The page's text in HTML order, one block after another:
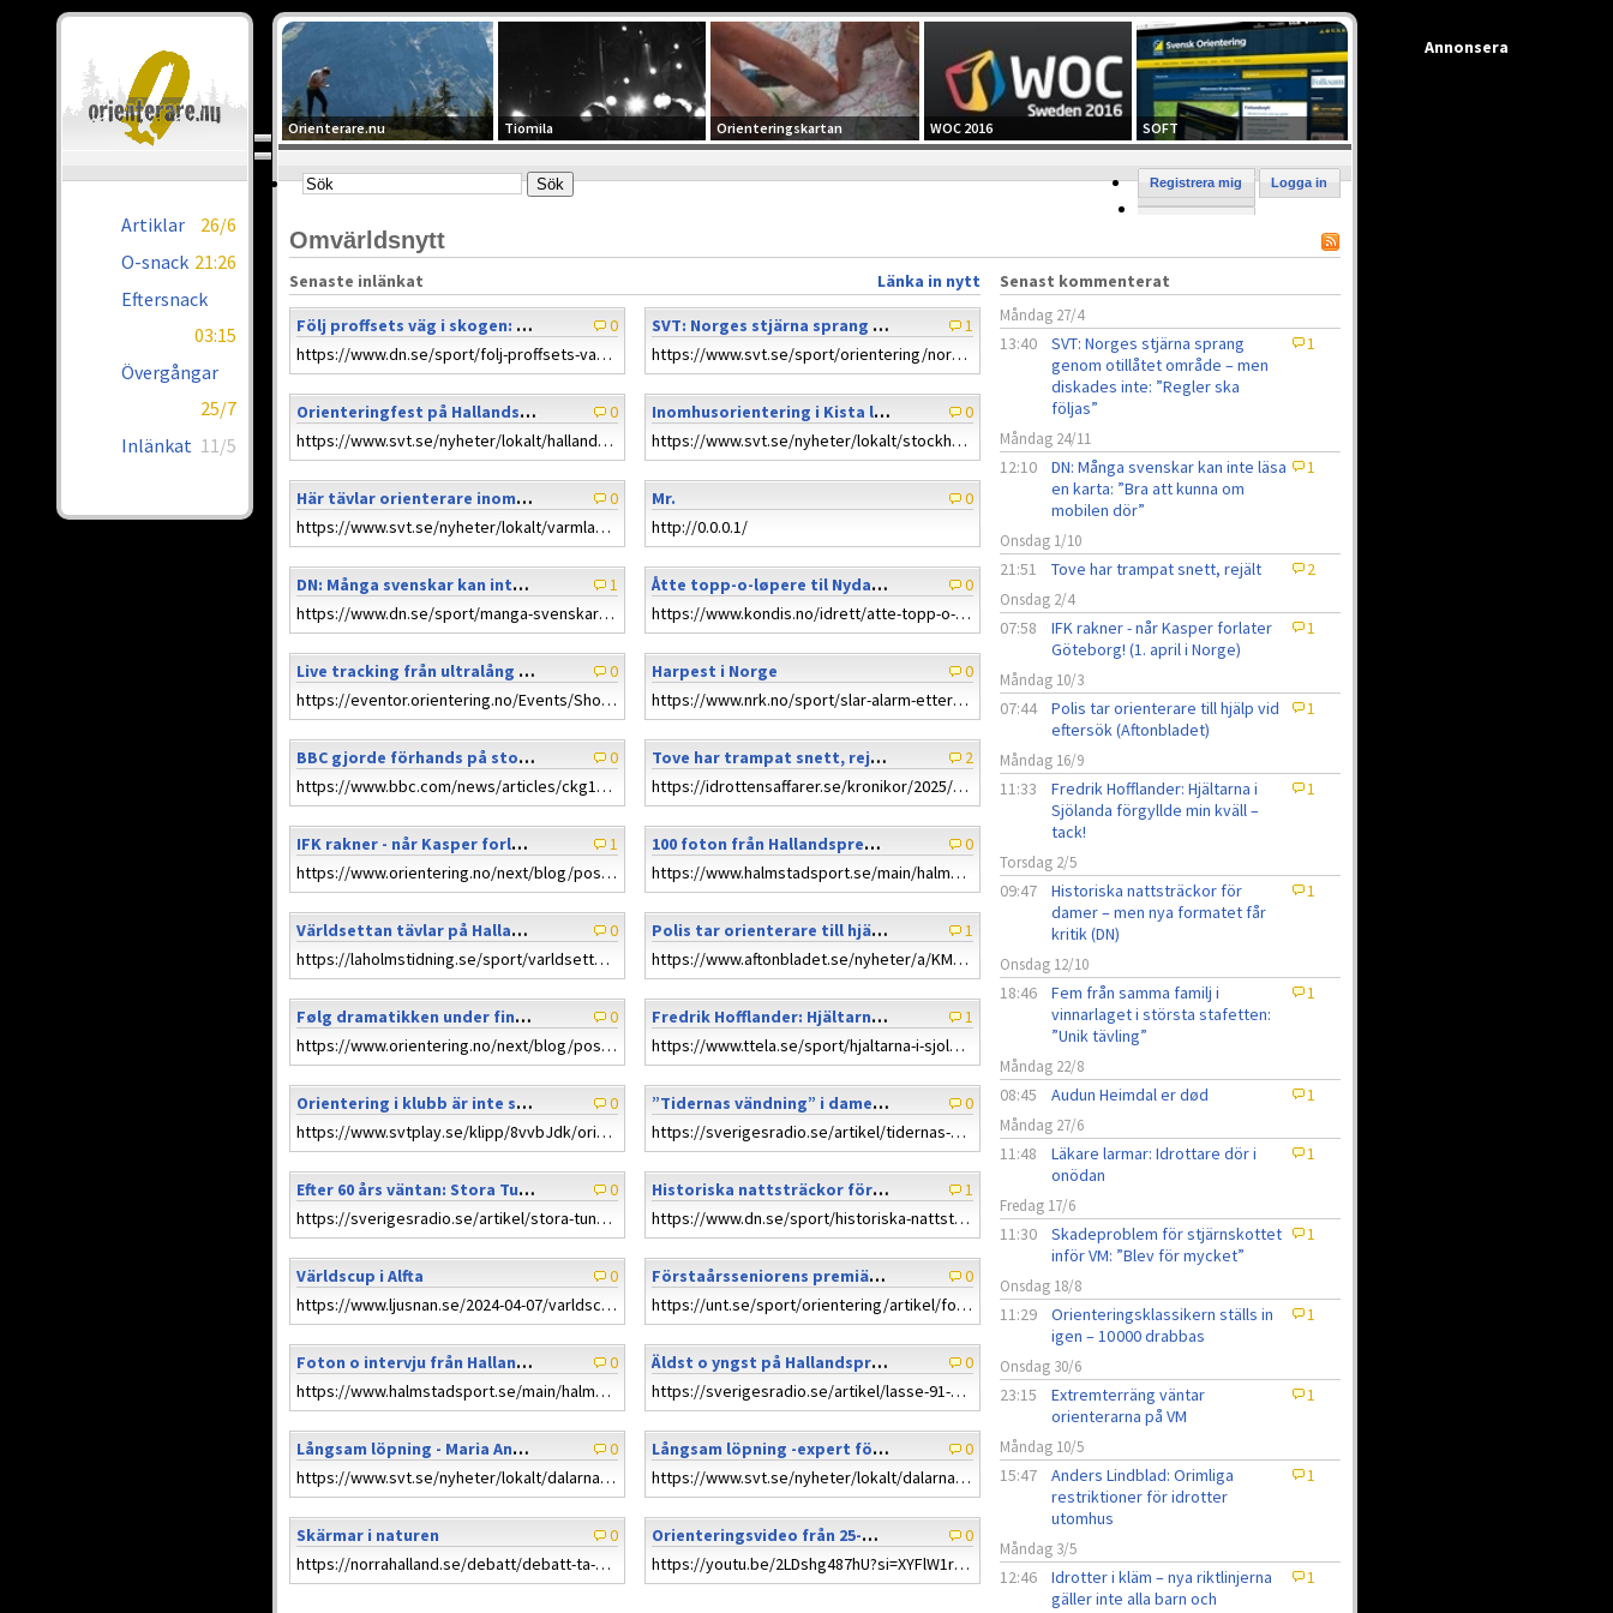
Artiklar
26/6
O-snack 21:26
Eftersnack
03:15
Övergångar
25/7
Inlänkat 11/5
Orienterare.nu Tiomila Orienteringskartan WOC 2016 SOFT
Logga in
Registrera mig
Omvärldsnytt
Senaste inlänkat Länka in nytt
Följ proffsets väg i skogen: ”Man får inte vara rädd för rivsår”
0
https://www.dn.se/sport/folj-proffsets-vag-i-skogen-man-far-inte-vara-radd-for-rivsar/
SVT: Norges stjärna sprang genom otillåtet område – men diskades inte: ”Regler ska följas”
1
https://www.svt.se/sport/orientering/norges-stjarna-sprang-genom-otillatet-omrade-men-diskades-inte-regler-ska-foljas
Orienteringfest på Hallandspremiären
0
https://www.svt.se/nyheter/lokalt/halland/orienteringsfest-nar-tusentals-lopare-samlades-i-vilsharads-skogar
Inomhusorientering i Kista lockar tävlande från hela världen
0
https://www.svt.se/nyheter/lokalt/stockholm/inomhusorientering-i-kista-lockar-tavlande-fran-hela-varlden
Här tävlar orienterare inomhus i Karlstad: ”Hjärngympa”
0
https://www.svt.se/nyheter/lokalt/varmland/har-tavlar-orienterare-inomhus-i-karlstad-hjarngympa
Mr.
0
http://0.0.0.1/
DN: Många svenskar kan inte läsa en karta: ”Bra att kunna om mobilen dör”
1
https://www.dn.se/sport/manga-svenskar-kan-inte-lasa-en-karta-bra-att-kunna-om-mobilen-dor/
Åtte topp-o-løpere til Nydalens SK
0
https://www.kondis.no/idrett/atte-topp-o-lopere-styrker-nydalens-sk/1541772
Live tracking från ultralång nattorientering i Oslo i kväll (24/10)
0
https://eventor.orientering.no/Events/Show/21168
Harpest i Norge
0
https://www.nrk.no/sport/slar-alarm-etter-norgescuplop_-orienteringsmiljoet-hardt-rammet-av-harepest-1.17593177
BBC gjorde förhands på stora JK Trophy
0
https://www.bbc.com/news/articles/ckg1y577npzo
Tove har trampat snett, rejält
2
https://idrottensaffarer.se/kronikor/2025/04/tove-har-trampat-snett-rejalt
IFK rakner - når Kasper forlater Göteborg! (1. april i Norge)
1
https://www.orientering.no/next/blog/post/252356/ifk-rakner---nar-kasper-forlater-göteborg!?ispage=true
100 foton från Hallandspremiären
0
https://www.halmstadsport.se/main/halmstad/had-ovrigt/hallandspremiaren-bjod-pa-bade-fint-vader-och-fina-deltagare/
Världsettan tävlar på Hallandspremiären
0
https://laholmstidning.se/sport/varldsettan-tavlar-i-skogarna-i-hjornered/4725
Polis tar orienterare till hjälp vid eftersök (Aftonbladet)
1
https://www.aftonbladet.se/nyheter/a/KM2Q64/polis-tar-orienterare-till-hjalp-vid-eftersok
Følg dramatikken under finalen i Harry Lagerts nattcup live!-
0
https://www.orientering.no/next/blog/post/240204/folg-dramatikken-under-finalen-i-harry-lagerts-nattcup-live!-
Fredrik Hofflander: Hjältarna i Sjölanda förgyllde min kväll – tack!
1
https://www.ttela.se/sport/hjaltarna-i-sjolanda-forgyllde-min-kvall-tack.879a078b-4860-463c-94d1-93d6af7dd45b
Orientering i klubb är inte som i skolan
0
https://www.svtplay.se/klipp/8vvbJdk/orientering-i-klubb-ar-inte-som-i-skolan
”Tidernas vändning” i damernas Tiomila: ”Otroligt stort”
0
https://sverigesradio.se/artikel/tidernas-vandning-i-damernas-tiomila
Efter 60 års väntan: Stora Tuna vann Tiomila
0
https://sverigesradio.se/artikel/stora-tuna-till-tiomila-seger
Historiska nattsträckor för damer – men nya formatet får kritik (DN)
1
https://www.dn.se/sport/historiska-nattstrackor-for-damer-men-nya-formatet-far-kritik/
Världscup i Alfta
0
https://www.ljusnan.se/2024-04-07/varldscup-i-orientering-till-alfta-kanns-oerhort-spannande/
Förstaårsseniorens premiärsuccé: "Gjorde inga misstag"
0
https://unt.se/sport/orientering/artikel/forstaarsseniorens-premiarsucce-gjorde-inga-misstag/rgx8qnxj
Foton o intervju från Hallandspremiären
0
https://www.halmstadsport.se/main/halmstad/had-ovrigt/hallandspremiaren-lockade-ung-som-gammal/
Äldst o yngst på Hallandspremiären
0
https://sverigesradio.se/artikel/lasse-91-och-elin-7-tavlar-sida-vid-sida?fbclid=iwar0oviqhof9mgvm10b6d6jpckktieajydbw_ptjrwyjj8lfe0zjzmhfnvoe
Långsam löpning - Maria Andersson berättar
0
https://www.svt.se/nyheter/lokalt/dalarna/darfor-valjer-maria-slow-running-det-mentala-far-en-boost
Långsam löpning -expert förklarar
0
https://www.svt.se/nyheter/lokalt/dalarna/allt-fler-valjer-att-springa-langsamt-det-har-ar-slow-running
Skärmar i naturen
0
https://norrahalland.se/debatt/debatt-ta-hand-om-skarmar-efter-orientering/37750
Orienteringsvideo från 25-manna sträcka 5 2023
0
https://youtu.be/2LDshg487hU?si=XYFlW1r56lxZrYEa
Senast kommenterat
Måndag 27/4
13:40
SVT: Norges stjärna sprang
genom otillåtet område – men
diskades inte: ”Regler ska
följas”
1
Måndag 24/11
12:10
DN: Många svenskar kan inte läsa
en karta: ”Bra att kunna om
mobilen dör”
1
Onsdag 1/10
21:51 Tove har trampat snett, rejält 2
Onsdag 2/4
07:58
IFK rakner - når Kasper forlater
Göteborg! (1. april i Norge)
1
Måndag 10/3
07:44
Polis tar orienterare till hjälp vid
eftersök (Aftonbladet)
1
Måndag 16/9
11:33
Fredrik Hofflander: Hjältarna i
Sjölanda förgyllde min kväll –
tack!
1
Torsdag 2/5
09:47
Historiska nattsträckor för
damer – men nya formatet får
kritik (DN)
1
Onsdag 12/10
18:46
Fem från samma familj i
vinnarlaget i största stafetten:
”Unik tävling”
1
Måndag 22/8
08:45 Audun Heimdal er død 1
Måndag 27/6
11:48
Läkare larmar: Idrottare dör i
onödan
1
Fredag 17/6
11:30
Skadeproblem för stjärnskottet
inför VM: ”Blev för mycket”
1
Onsdag 18/8
11:29
Orienteringsklassikern ställs in
igen – 10 000 drabbas
1
Onsdag 30/6
23:15
Extremterräng väntar
orienterarna på VM
1
Måndag 10/5
15:47
Anders Lindblad: Orimliga
restriktioner för idrotter
utomhus
1
Måndag 3/5
12:46
Idrotter i kläm – nya riktlinjerna
gäller inte alla barn och
1
Annonsera